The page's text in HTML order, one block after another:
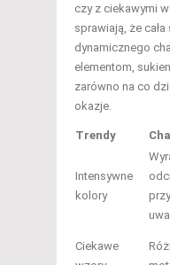
czy z ciekawymi
sprawiają, że
dynamicznego
elementom,
zarówno na co
okazje.
Trendy
Intensywne
kolory
Ciekawe